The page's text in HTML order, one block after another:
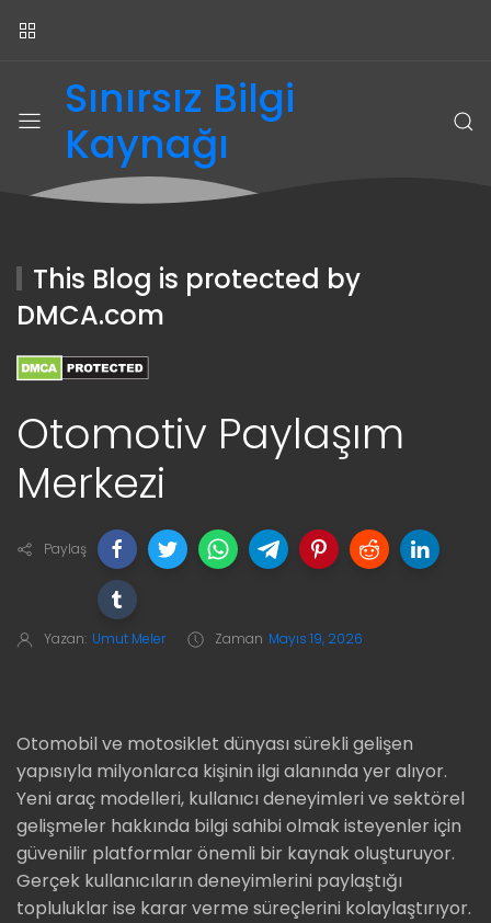
Sınırsız Bilgi
Kaynağı
This Blog is protected by
DMCA.com
Otomotiv Paylaşım
Merkezi
Paylaş
Yazan: Umut Meler Zaman Mayıs 19, 2026
Otomobil ve motosiklet dünyası sürekli gelişen
yapısıyla milyonlarca kişinin ilgi alanında yer alıyor.
Yeni araç modelleri, kullanıcı deneyimleri ve sektörel
gelişmeler hakkında bilgi sahibi olmak isteyenler için
güvenilir platformlar önemli bir kaynak oluşturuyor.
Gerçek kullanıcıların deneyimlerini paylaştığı
topluluklar ise karar verme süreçlerini kolaylaştırıyor.